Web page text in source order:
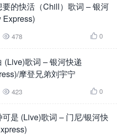
要的快活（Chill）歌词 – 银河
Express)
 478  0
(Live)歌词 – 银河快递
摩登兄弟刘宇宁
 423  0
可是 (Live)歌词 – 门尼/银河快